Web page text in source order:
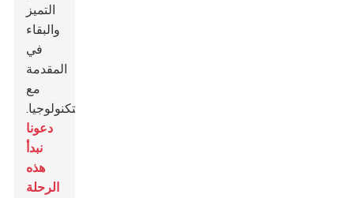
التميز
والبقاء
في
المقدمة
مع
التكنولوجيا.
دعونا
نبدأ
هذه
الرحلة